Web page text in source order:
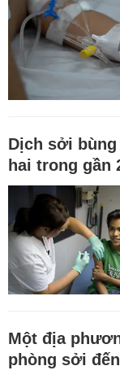
Dịch sởi
hai trong gần
Một địa
phòng sởi